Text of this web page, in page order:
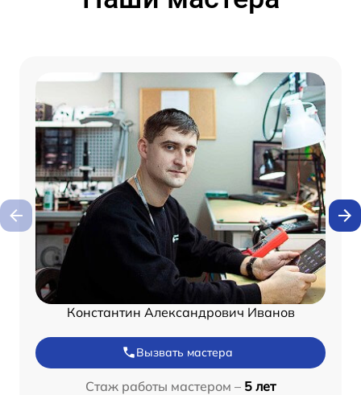
Константин Александрович Иванов
Вызвать мастера
Стаж работы мастером – 5 лет